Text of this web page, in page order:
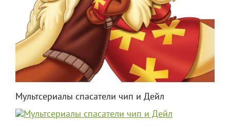
Мультсериалы спасатели чип и Дейл